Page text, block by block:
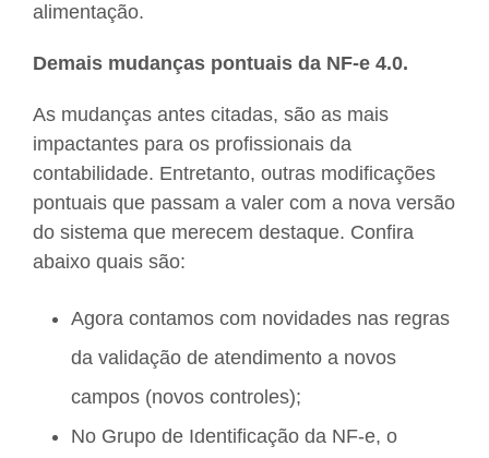
alimentação.
Demais mudanças pontuais da NF-e 4.0.
As mudanças antes citadas, são as mais
impactantes para os profissionais da
contabilidade. Entretanto, outras modificações
pontuais que passam a valer com a nova versão
do sistema que merecem destaque. Confira
abaixo quais são:
Agora contamos com novidades nas regras
da validação de atendimento a novos
campos (novos controles);
No Grupo de Identificação da NF-e, o